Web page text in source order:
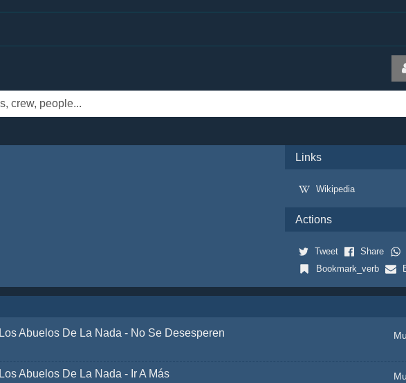
Links
Wikipedia
Actions
Tweet Share
Bookmark_verb
Los Abuelos De La Nada - No Se Desesperen
Los Abuelos De La Nada - Ir A Más